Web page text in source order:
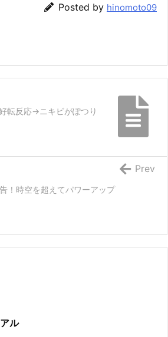
Posted by hinomoto09
転反応→ニキビがぽつり
！時空を超えてパワーアップ
Prev
ル